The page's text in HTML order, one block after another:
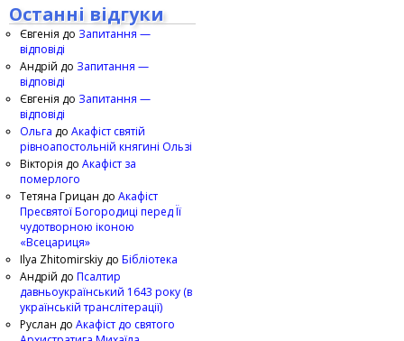
Останні відгуки
Євгенія до Запитання —
відповіді
Андрій до Запитання —
відповіді
Євгенія до Запитання —
відповіді
Ольга до Акафіст святій
рівноапостольній княгині Ользі
Вікторія до Акафіст за
померлого
Тетяна Грицан до Акафіст
Пресвятої Богородиці перед Її
чудотворною іконою
«Всецариця»
Ilya Zhitomirskiy до Бібліотека
Андрій до Псалтир
давньоукраїнський 1643 року (в
українській транслітерації)
Руслан до Акафіст до святого